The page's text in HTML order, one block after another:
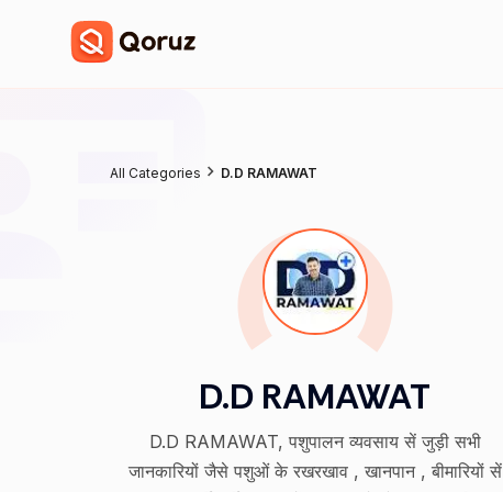
All Categories D.D RAMAWAT
D.D RAMAWAT
D.D RAMAWAT, पशुपालन व्यवसाय सें जुड़ी सभी
जानकारियों जैसे पशुओं के रखरखाव , खानपान , बीमारियों सें